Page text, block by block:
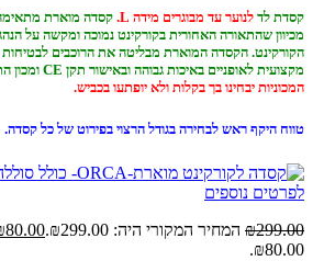
קסדת לד לנוער עד מבוגרים מידה L.
קסדה מוארת מתאימה
מכיוון שהתאורה האחורית בקורקינט נמוכה ומקשה על
הקורקינט. הקסדה המוארת מבליטה את הרוכבים
מקצועית לאופניים באיכות גבוהה ובאישור תקן CE ומכון התקנים.
המכוניות יבחינו בך בקלות ולא יופתעו בכביש.
טווח היקף ראש לבחירה בגודל הרצוי בפירוט של כל קסדה.
לפרטים נוספים
₪299.00 המחיר המקורי היה: ₪299.00. 80.00
₪80.00.